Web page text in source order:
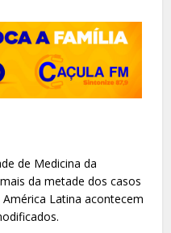
de Medicina da
da metade dos casos
Latina acontecem